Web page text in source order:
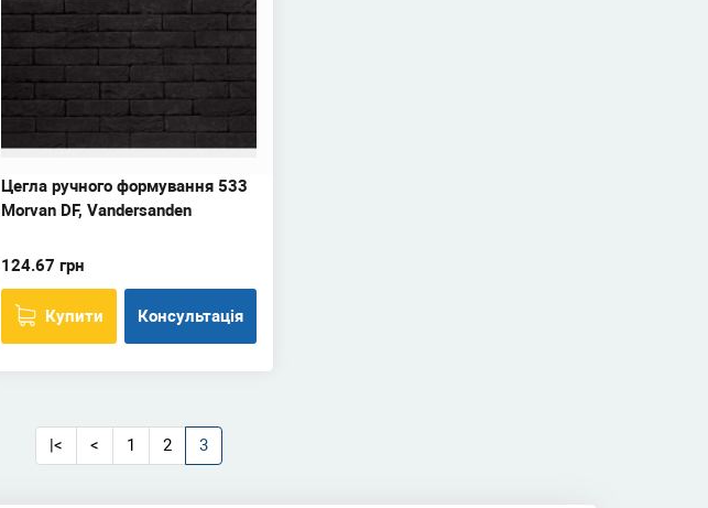
Цегла ручного формування 533
Morvan DF, Vandersanden
124.67 грн
Купити Консультація
|< < 1 2 3